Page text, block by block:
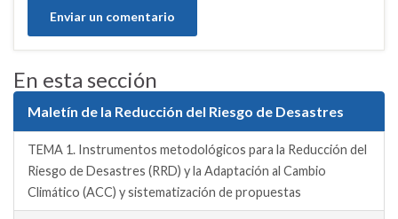
En esta sección
Maletín de la Reducción del Riesgo de Desastres
TEMA 1. Instrumentos metodológicos para la Reducción del
Riesgo de Desastres (RRD) y la Adaptación al Cambio
Climático (ACC) y sistematización de propuestas